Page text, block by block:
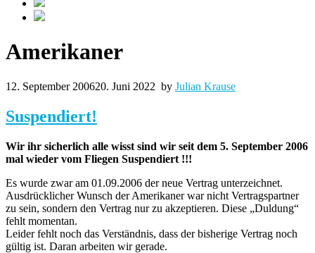
Amerikaner
12. September 200620. Juni 2022 by Julian Krause
Suspendiert!
Wir ihr sicherlich alle wisst sind wir seit dem 5. September 2006
mal wieder vom Fliegen Suspendiert !!!
Es wurde zwar am 01.09.2006 der neue Vertrag unterzeichnet.
Ausdrücklicher Wunsch der Amerikaner war nicht Vertragspartner
zu sein, sondern den Vertrag nur zu akzeptieren. Diese „Duldung“
fehlt momentan.
Leider fehlt noch das Verständnis, dass der bisherige Vertrag noch
gültig ist. Daran arbeiten wir gerade.